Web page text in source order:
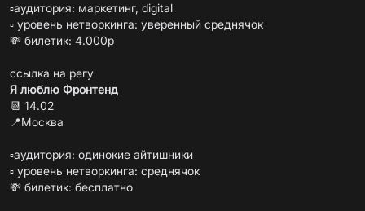
▫️аудитория: маркетинг, digital
▫️ уровень нетворкинга: уверенный среднячок
💸 билетик: 4.000р
ссылка на регу
Я люблю Фронтенд
📆 14.02
📍Москва
▫️аудитория: одинокие айтишники
▫️ уровень нетворкинга: среднячок
💸 билетик: бесплатно